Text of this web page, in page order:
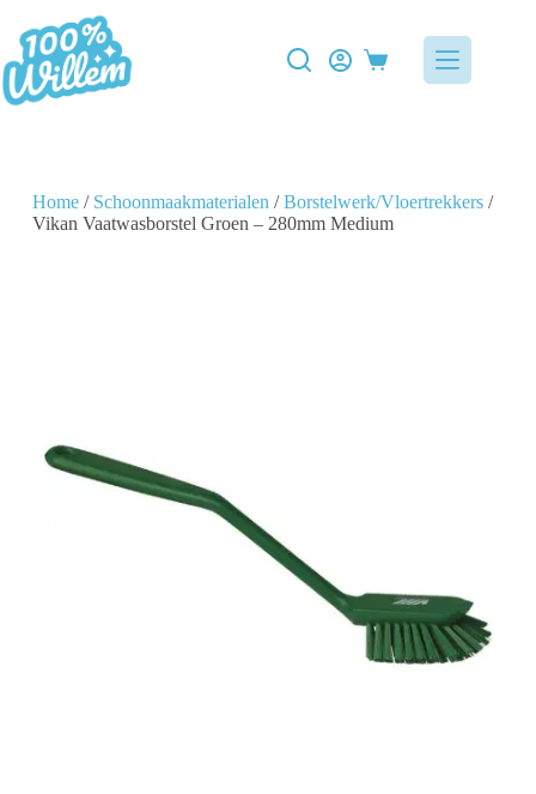
Home/ Schoonmaakmaterialen /Borstelwerk/Vloertrekkers/
Vikan Vaatwasborstel Groen – 280mm Medium